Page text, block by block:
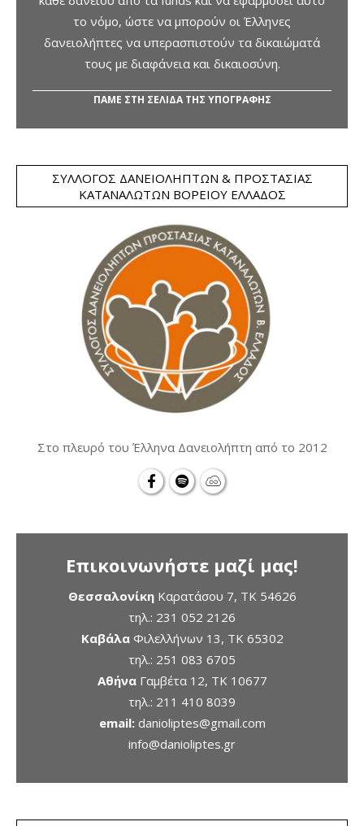
το νόμο, ώστε να μπορούν οι Έλληνες
δανειολήπτες να υπερασπιστούν τα δικαιώματά
τους με διαφάνεια και δικαιοσύνη.
ΠΑΜΕ ΣΤΗ ΣΕΛΙΔΑ ΤΗΣ ΥΠΟΓΡΑΦΗΣ
ΣΎΛΛΟΓΟΣ ΔΑΝΕΙΟΛΗΠΤΏΝ & ΠΡΟΣΤΑΣΊΑΣ
ΚΑΤΑΝΑΛΩΤΏΝ ΒΟΡΕΊΟΥ ΕΛΛΆΔΟΣ
Στο πλευρό του Έλληνα Δανειολήπτη από το 2012
Επικοινωνήστε μαζί μας!
ΘεσσαλονίκηΚαρατάσου 7, TK 54626
τηλ.: 231 052 2126
ΚαβάλαΦιλελλήνων 13, ΤΚ 65302
τηλ.: 251 083 6705
ΑθήναΓαμβέτα 12, ΤΚ 10677
τηλ.: 211 410 8039
email: danioliptes@gmail.com
info@danioliptes.gr